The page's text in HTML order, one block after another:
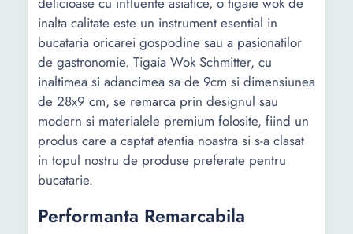
inalta calitate este un instrument esential in
bucataria oricarei gospodine sau a pasionatilor
de gastronomie. Tigaia Wok Schmitter, cu
inaltimea si adancimea sa de 9cm si dimensiunea
de 28x9 cm, se remarca prin designul sau
modern si materialele premium folosite, fiind un
produs care a captat atentia noastra si s-a clasat
in topul nostru de produse preferate pentru
bucatarie.
Performanta Remarcabila